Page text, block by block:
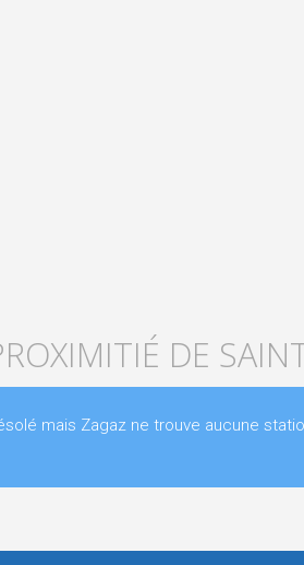
DE
mais Zagaz ne trouve aucune